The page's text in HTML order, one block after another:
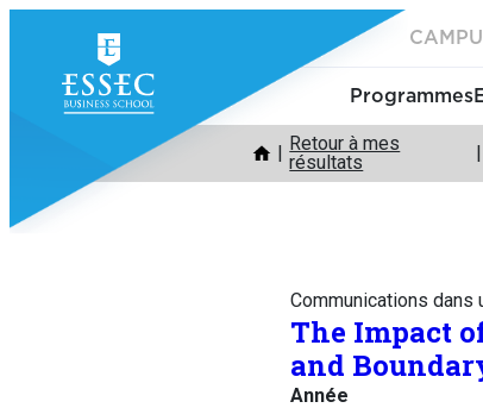
contenu
Programmes
Retour à mes
résultats
Communications dans
The Impact
and
Année